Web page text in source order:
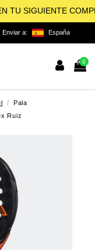
TU SIGUIENTE
Enviar a: España
0
Pala
Ruiz